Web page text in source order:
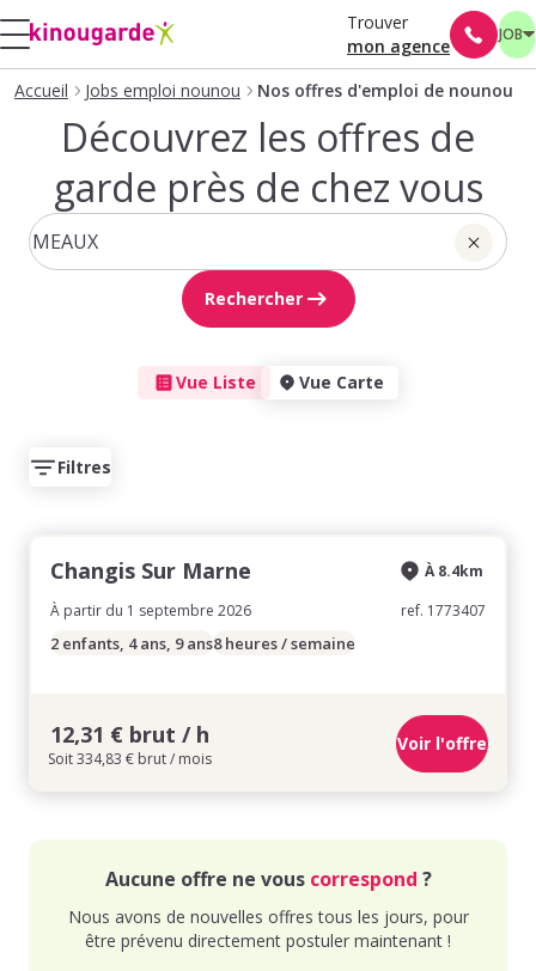
Trouver
mon agence
JOB
Accueil Jobs emploi nounou Nos offres d'emploi de nounou
Découvrez les offres de
garde près de chez vous
Rechercher
Vue Liste Vue Carte
Filtres
Changis Sur Marne
À partir du 1 septembre 2026
À 8.4km
ref. 1773407
2 enfants, 4 ans, 9 ans8 heures / semaine
12,31 € brut / h
Soit 334,83 € brut / mois
Voir l'offre
Aucune offre ne vous correspond ?
Nous avons de nouvelles offres tous les jours, pour
être prévenu directement postuler maintenant !